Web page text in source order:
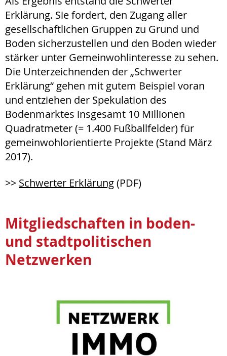
Erklärung. Sie fordert, den Zugang aller
gesellschaftlichen Gruppen zu Grund und
Boden sicherzustellen und den Boden wieder
stärker unter Gemeinwohlinteresse zu sehen.
Die Unterzeichnenden der „Schwerter
Erklärung“ gehen mit gutem Beispiel voran
und entziehen der Spekulation des
Bodenmarktes insgesamt 10 Millionen
Quadratmeter (= 1.400 Fußballfelder) für
gemeinwohlorientierte Projekte (Stand März
2017).
>> Schwerter Erklärung(PDF)
Mitgliedschaften in boden-
und stadtpolitischen
Netzwerken